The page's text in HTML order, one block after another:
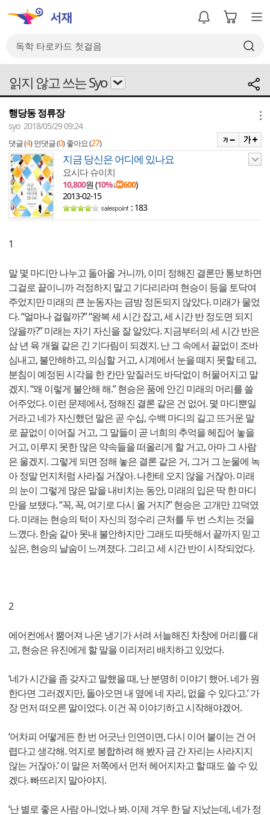
읽지 않고 쓰는 Syo
행당동 정류장
syo 2018/05/29 09:24
댓글 (4) 먼댓글 (0) 좋아요 (27)
지금 당신은 어디에 있나요
요시다 슈이치
10,800원 (10%↓ 600)
2013-02-15
: 183
1
말 몇 마디만 나누고 돌아올 거니까, 이미 정해진 결론만 통보하면
그걸로 끝이니까 걱정하지 말고 기다리라며 현승이 등을 토닥여
주었지만 미래의 큰 눈동자는 금방 정돈되지 않았다. 미래가 물었
다. “얼마나 걸릴까?” “왕복 세 시간 잡고, 세 시간 반 정도면 되지
않을까?” 미래는 자기 자신을 잘 알았다. 지금부터의 세 시간 반은
삼 년 육 개월 같은 긴 기다림이 되겠지. 난 그 속에서 끝없이 조바
심내고, 불안해하고, 의심할 거고, 시계에서 눈을 떼지 못할 테고,
분침이 예정된 시각을 한 칸만 앞질러도 바닥없이 허물어지고 말
겠지. “왜 이렇게 불안해 해.” 현승은 품에 안긴 미래의 머리를 쓸
어주었다. 이런 문제에서, 정해진 결론 같은 건 없어. 몇 마디뿐일
거라고 네가 자신했던 말은 곧 수십, 수백 마디의 길고 뜨거운 말
로 끝없이 이어질 거고, 그 말들이 곧 너희의 추억을 헤집어 놓을
거고, 이루지 못한 많은 약속들을 떠올리게 할 거고, 아마 그 사람
은 울겠지. 그렇게 되면 정해 놓은 결론 같은 거, 그거 그 눈물에 녹
아 정말 먼지처럼 사라질 거잖아. 나한테 오지 않을 거잖아. 미래
의 눈이 그렇게 많은 말을 내비치는 동안, 미래의 입은 딱 한 마디
만을 보탰다. “꼭, 꼭, 여기로 다시 올 거지?” 현승은 고개만 끄덕였
다. 미래는 현승의 턱이 자신의 정수리 근처를 두 번 스치는 것을
느꼈다. 한숨 같아 못내 불안하지만 그래도 따뜻해서 끝까지 믿고
싶은, 현승의 날숨이 느껴졌다. 그리고 세 시간 반이 시작되었다.
2
에어컨에서 뿜어져 나온 냉기가 서려 서늘해진 차창에 머리를 대
고, 현승은 유진에게 할 말을 이리저리 배치하고 있었다.
‘네가 시간을 좀 갖자고 말했을 때, 난 분명히 이야기 했어. 네가 원
한다면 그러겠지만, 돌아오면 내 옆에 네 자리, 없을 수 있다고.’ 가
장 먼저 떠오른 말이었다. 이건 꼭 이야기하고 시작해야겠어.
‘어차피 어떻게든 한 번 어긋난 인연이면, 다시 이어 붙이는 건 어
렵다고 생각해. 억지로 봉합하려 해 봤자 금 간 자리는 사라지지
않는 거잖아.’ 이 말은 저쪽에서 먼저 헤어지자고 할 때도 쓸 수 있
겠다. 빠뜨리지 말아야지.
‘난 별로 좋은 사람 아니었나 봐. 이제 겨우 한 달 지났는데, 네가 정